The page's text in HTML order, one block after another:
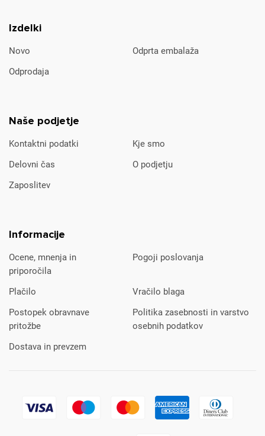
Izdelki
Novo
Odprta embalaža
Odprodaja
Naše podjetje
Kontaktni podatki
Kje smo
Delovni čas
O podjetju
Zaposlitev
Informacije
Ocene, mnenja in
priporočila
Pogoji poslovanja
Plačilo
Vračilo blaga
Postopek obravnave
pritožbe
Politika zasebnosti in varstvo
osebnih podatkov
Dostava in prevzem